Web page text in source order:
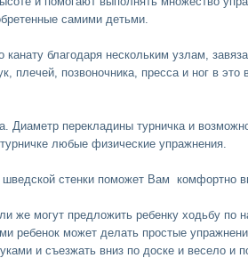
самими детьми.
благодаря нескольким узлам,
плечей, позвоночника, пресса и ног в
перекладины турничка и
любые физические упражнения.
стенки поможет Вам комфортно
могут предложить ребенку ходьбу по
ребенок может делать простые
и съезжать вниз по доске и весело и